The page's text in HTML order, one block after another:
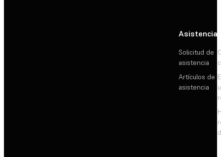
Asistencia
Solicitud de
asistencia
Artículos de
asistencia